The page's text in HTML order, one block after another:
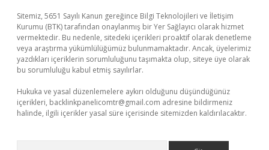
Sitemiz, 5651 Sayılı Kanun gereğince Bilgi Teknolojileri ve İletişim
Kurumu (BTK) tarafından onaylanmış bir Yer Sağlayıcı olarak hizmet
vermektedir. Bu nedenle, sitedeki içerikleri proaktif olarak denetleme
veya araştırma yükümlülüğümüz bulunmamaktadır. Ancak, üyelerimiz
yazdıkları içeriklerin sorumluluğunu taşımakta olup, siteye üye olarak
bu sorumluluğu kabul etmiş sayılırlar.
Hukuka ve yasal düzenlemelere aykırı olduğunu düşündüğünüz
içerikleri, backlinkpanelicomtr@gmail.com adresine bildirmeniz
halinde, ilgili içerikler yasal süre içerisinde sitemizden kaldırılacaktır.